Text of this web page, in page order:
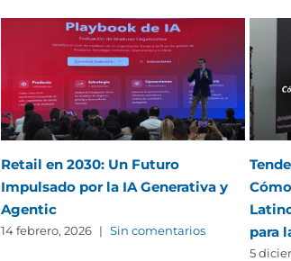
Retail en 2030: Un Futuro
Impulsado por la IA Generativa y
Agentic
14 febrero, 2026 | Sin comentarios
para
5